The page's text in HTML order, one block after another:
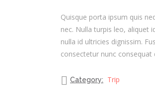
Quisque porta ipsum quis
nec. Nulla turpis leo, aliquet
nulla id ultricies dignissim.
consectetur nunc consequat
Category: Trip